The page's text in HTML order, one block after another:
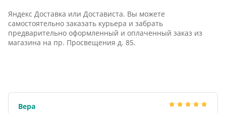
Яндекс Доставка или Достависта. Вы можете
самостоятельно заказать курьера и забрать
предварительно оформленный и оплаченный заказ из
магазина на пр. Просвещения д. 85.
Вера